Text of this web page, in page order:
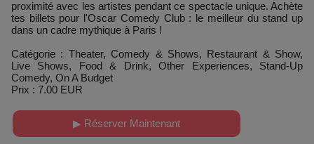
proximité avec les artistes pendant ce spectacle unique. Achète
tes billets pour l'Oscar Comedy Club : le meilleur du stand up
dans un cadre mythique à Paris !
Catégorie : Theater, Comedy & Shows, Restaurant & Show,
Live Shows, Food & Drink, Other Experiences, Stand-Up
Comedy, On A Budget
Prix : 7.00 EUR
▶ Réserver Maintenant